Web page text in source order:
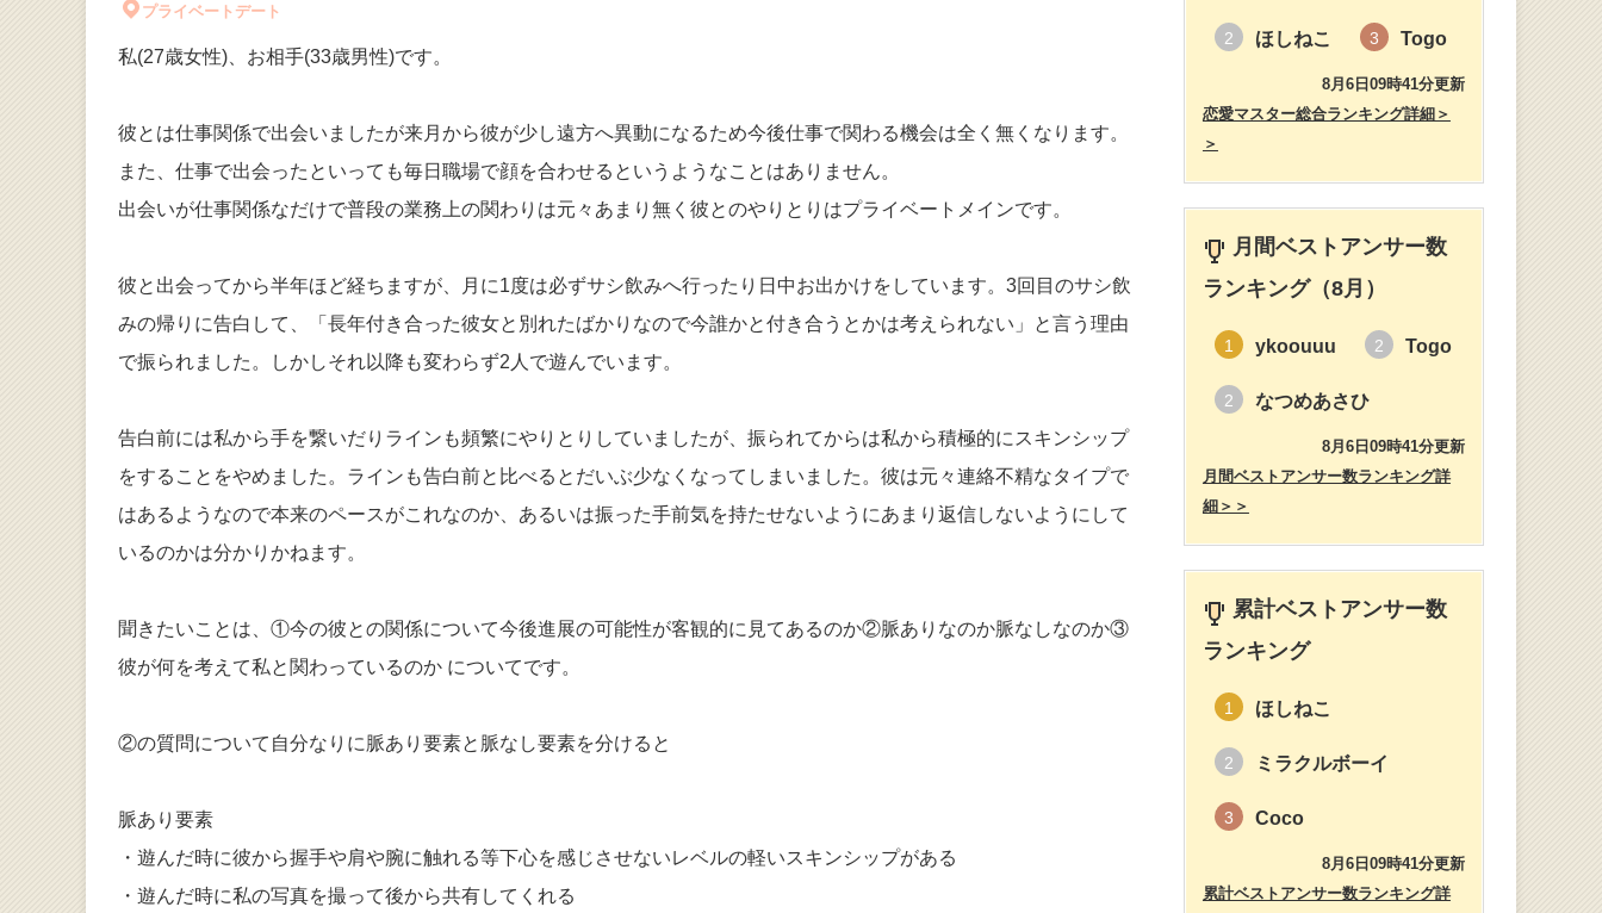
プライベートデート
私(27歳女性)、お相手(33歳男性)です。
彼とは仕事関係で出会いましたが来月から彼が少し遠方へ異動になるため今後仕事で関わる機会は全く無くなります。
また、仕事で出会ったといっても毎日職場で顔を合わせるというようなことはありません。
出会いが仕事関係なだけで普段の業務上の関わりは元々あまり無く彼とのやりとりはプライベートメインです。
彼と出会ってから半年ほど経ちますが、月に1度は必ずサシ飲みへ行ったり日中お出かけをしています。3回目のサシ飲
みの帰りに告白して、「長年付き合った彼女と別れたばかりなので今誰かと付き合うとかは考えられない」と言う理由
で振られました。しかしそれ以降も変わらず2人で遊んでいます。
告白前には私から手を繋いだりラインも頻繁にやりとりしていましたが、振られてからは私から積極的にスキンシップ
をすることをやめました。ラインも告白前と比べるとだいぶ少なくなってしまいました。彼は元々連絡不精なタイプで
はあるようなので本来のペースがこれなのか、あるいは振った手前気を持たせないようにあまり返信しないようにして
いるのかは分かりかねます。
聞きたいことは、①今の彼との関係について今後進展の可能性が客観的に見てあるのか②脈ありなのか脈なしなのか③
彼が何を考えて私と関わっているのか についてです。
②の質問について自分なりに脈あり要素と脈なし要素を分けると
脈あり要素
・遊んだ時に彼から握手や肩や腕に触れる等下心を感じさせないレベルの軽いスキンシップがある
・遊んだ時に私の写真を撮って後から共有してくれる
2 ほしねこ 3 Togo
8月6日09時41分更新
恋愛マスター総合ランキング詳細＞
＞
月間ベストアンサー数
ランキング（8月）
1 ykoouuu 2 Togo
2 なつめあさひ
8月6日09時41分更新
月間ベストアンサー数ランキング詳
細＞＞
累計ベストアンサー数
ランキング
1 ほしねこ
2 ミラクルボーイ
3 Coco
8月6日09時41分更新
累計ベストアンサー数ランキング詳